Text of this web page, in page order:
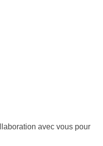
avec vous pour